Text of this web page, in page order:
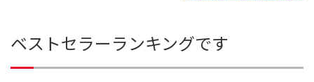
ベストセラーランキングです